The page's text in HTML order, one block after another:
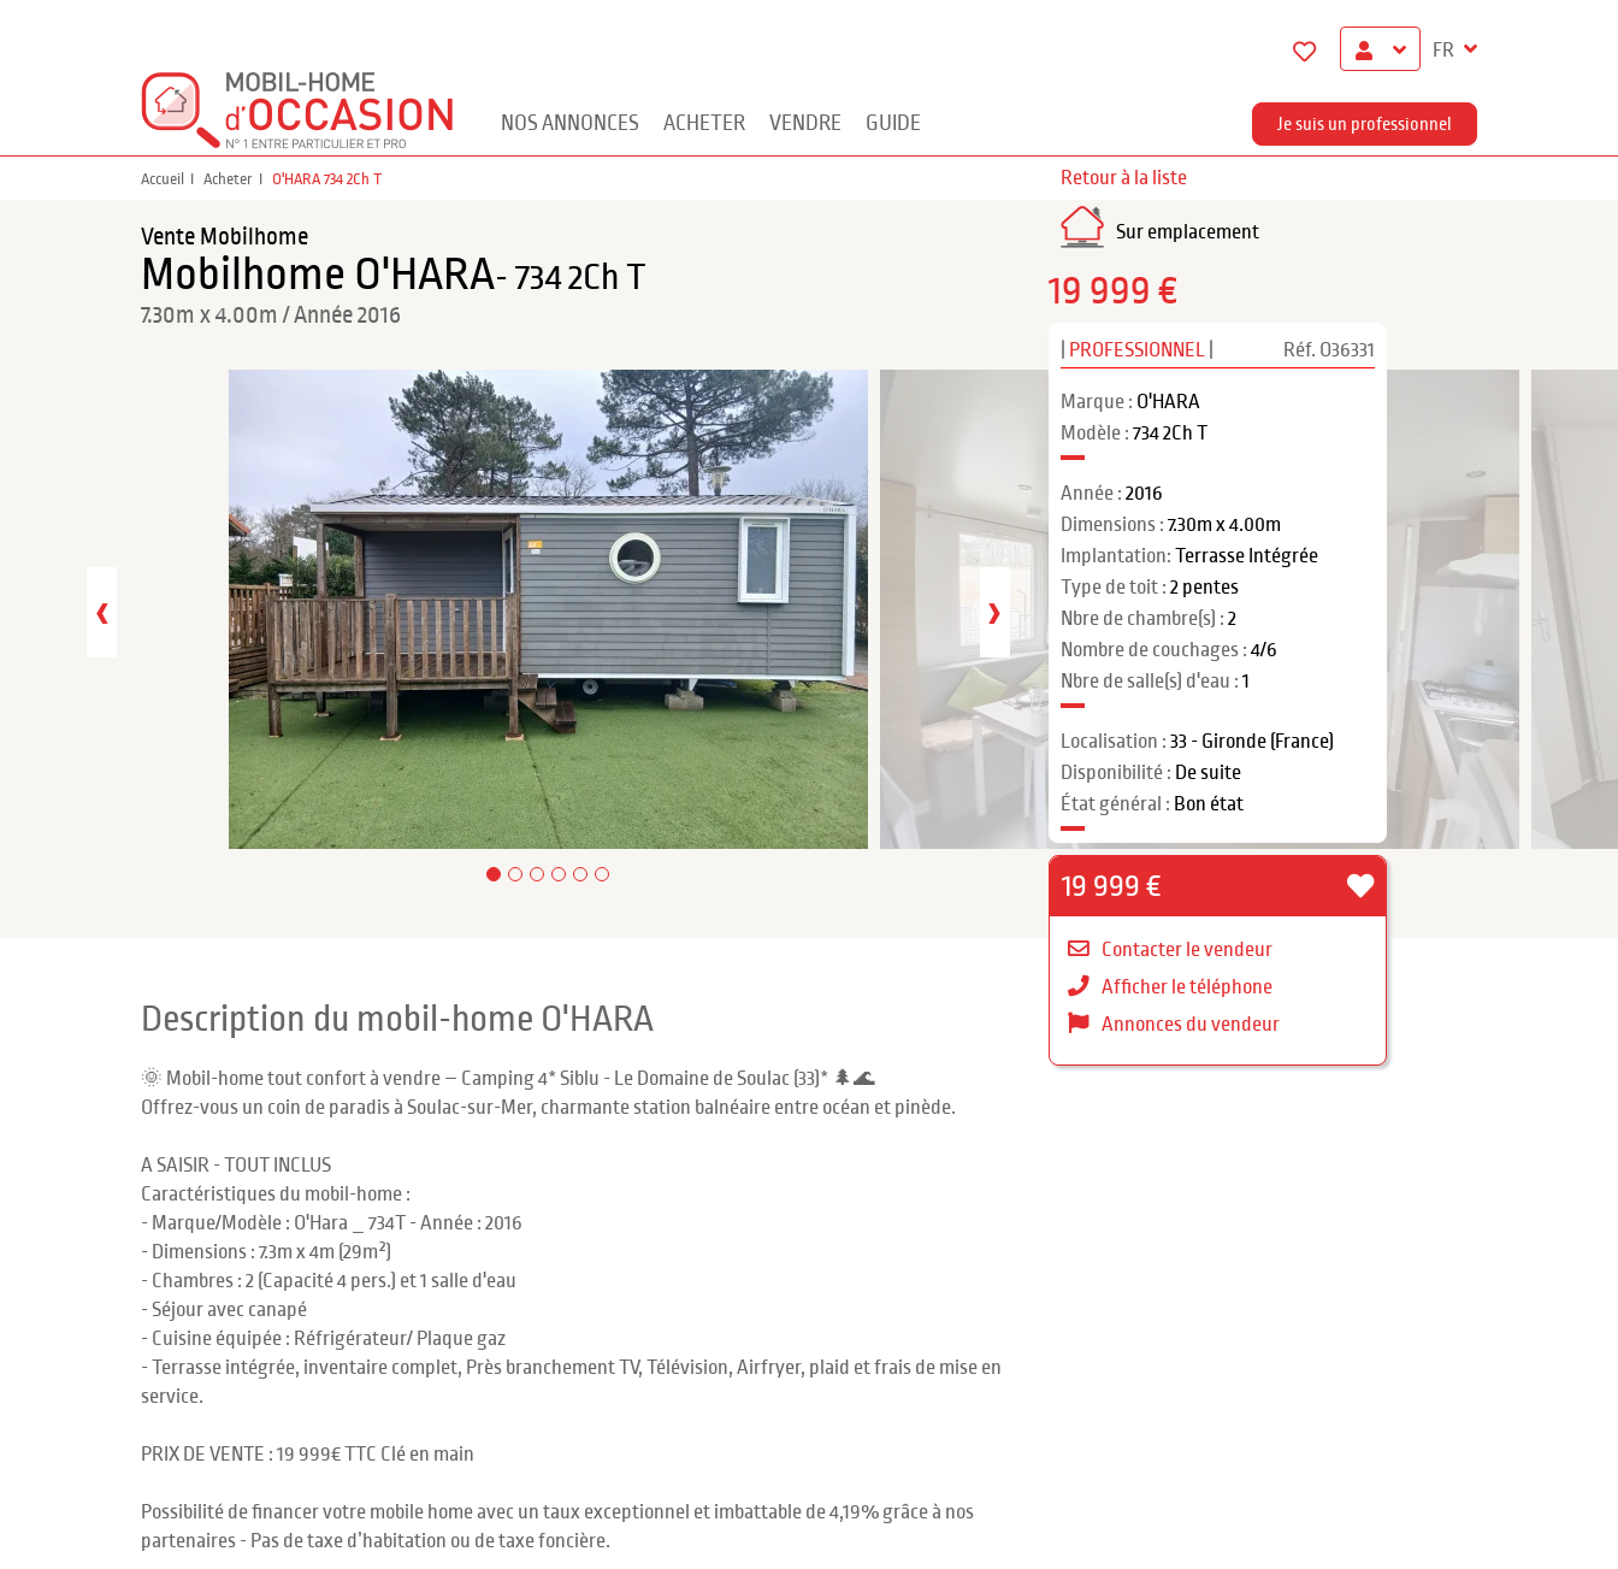
FR
NOS ANNONCES ACHETER VENDRE GUIDE Je suis un professionnel
Accueil Acheter O'HARA 734 2Ch T
Vente Mobilhome
Mobilhome O'HARA- 734 2Ch T
7.30m x 4.00m / Année 2016
‹ ›
Retour à la liste
Sur emplacement
19 999 €
PROFESSIONNEL Réf. O36331
Marque : O'HARA
Modèle :734 2Ch T
Année :2016
Dimensions :7.30m x 4.00m
Implantation:Terrasse Intégrée
Type de toit :2 pentes
Nbre de chambre(s) :2
Nombre de couchages :4/6
Nbre de salle(s) d'eau :1
Localisation :33 - Gironde (France)
Disponibilité : De suite
État général : Bon état
19 999 €
Contacter le vendeur
Afficher le téléphone
Annonces du vendeur
Description du mobil-home O'HARA
🌞 Mobil-home tout confort à vendre – Camping 4* Siblu - Le Domaine de Soulac (33)* 🌲🌊
Offrez-vous un coin de paradis à Soulac-sur-Mer, charmante station balnéaire entre océan et pinède.
A SAISIR - TOUT INCLUS
Caractéristiques du mobil-home :
- Marque/Modèle : O'Hara _ 734T - Année : 2016
- Dimensions : 7.3m x 4m (29m²)
- Chambres : 2 (Capacité 4 pers.) et 1 salle d'eau
- Séjour avec canapé
- Cuisine équipée : Réfrigérateur/ Plaque gaz
- Terrasse intégrée, inventaire complet, Près branchement TV, Télévision, Airfryer, plaid et frais de mise en
service.
PRIX DE VENTE : 19 999€ TTC Clé en main
Possibilité de financer votre mobile home avec un taux exceptionnel et imbattable de 4,19% grâce à nos
partenaires - Pas de taxe d’habitation ou de taxe foncière.